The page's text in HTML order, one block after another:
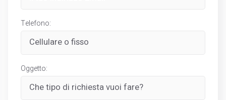
Telefono:
Oggetto: